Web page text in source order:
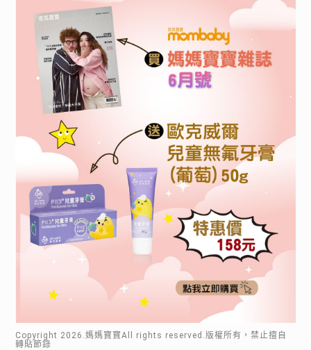
Copyright 2026 .媽媽寶寶All rights reserved.版權所有，禁止擅自
轉貼節錄